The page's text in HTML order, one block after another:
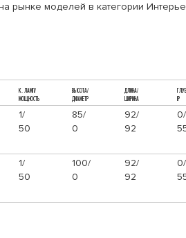
рынке моделей в категории
К. ЛАМП/
МОЩНОСТЬ
ВЫСОТА/
ДИАМЕТР
ДЛИНА/
ШИРИНА
IP
1/
50
85/
0
92/
92
0/
1/
50
100/
0
92/
92
0/